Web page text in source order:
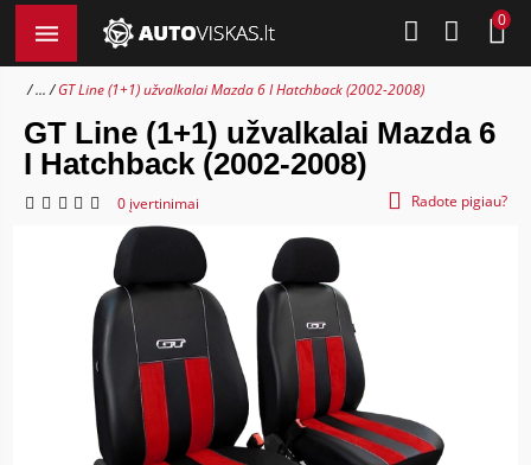
0
... GT Line (1+1) užvalkalai Mazda 6 I Hatchback (2002-2008)
GT Line (1+1) užvalkalai Mazda 6
I Hatchback (2002-2008)
0 įvertinimai Radote pigiau?